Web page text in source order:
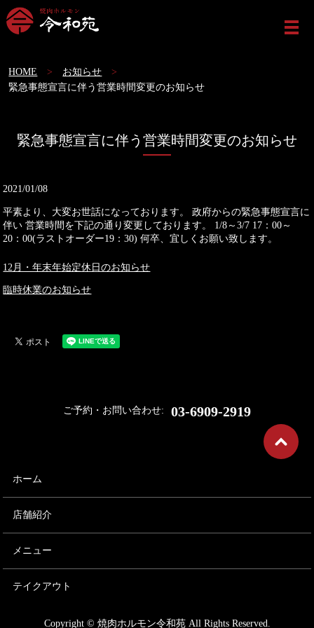
HOME
お知らせ
緊急事態宣言に伴う営業時間変更のお知らせ
緊急事態宣言に伴う営業時間変更のお知らせ
2021/01/08
平素より、大変お世話になっております。 政府からの緊急事態宣言に
伴い 営業時間を下記の通り変更しております。 1/8～3/7 17：00～
20：00(ラストオーダー19：30) 何卒、宜しくお願い致します。
12月・年末年始定休日のお知らせ
臨時休業のお知らせ
ご予約・お問い合わせ: 03-6909-2919
ホーム
店舗紹介
メニュー
テイクアウト
Copyright © 焼肉ホルモン令和苑 All Rights Reserved.